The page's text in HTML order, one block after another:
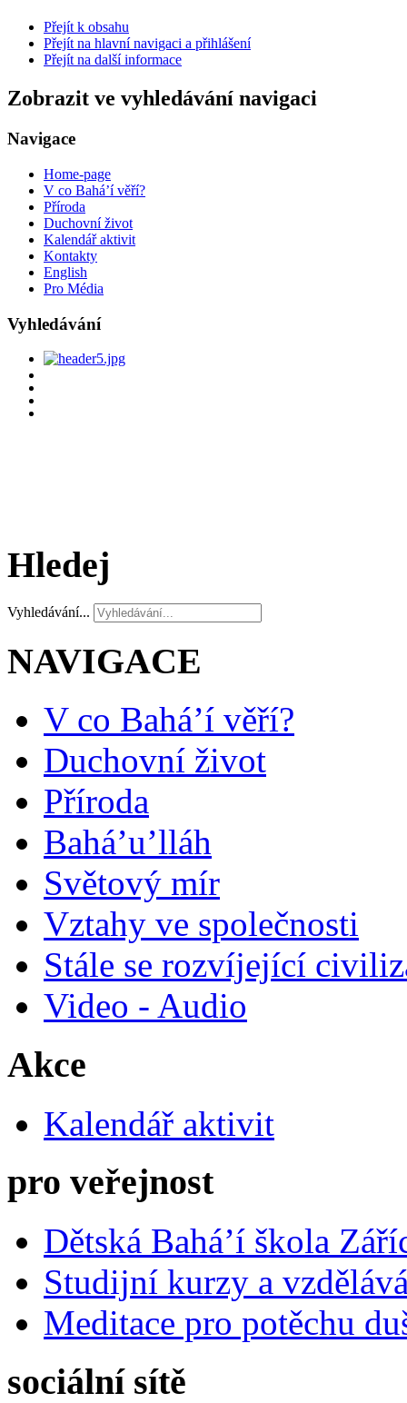
Přejít k obsahu
Přejít na hlavní navigaci a přihlášení
Přejít na další informace
Zobrazit ve vyhledávání navigaci
Navigace
Home-page
V co Bahá’í věří?
Příroda
Duchovní život
Kalendář aktivit
Kontakty
English
Pro Média
Vyhledávání
Hledej
Vyhledávání...
NAVIGACE
V co Bahá’í věří?
Duchovní život
Příroda
Bahá’u’lláh
Světový mír
Vztahy ve společnosti
Stále se rozvíjející
Video - Audio
Akce
Kalendář aktivit
pro veřejnost
Dětská Bahá’í škola
Studijní kurzy a
Meditace pro potěchu
sociální sítě